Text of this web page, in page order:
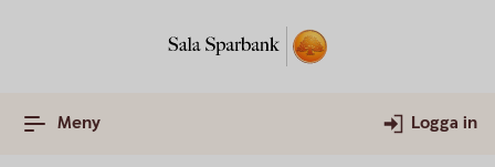
Meny Logga in